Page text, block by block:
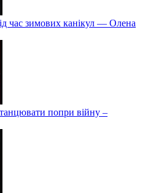
час зимових канікул — Олена
попри війну –